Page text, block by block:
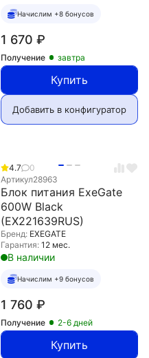
Начислим +8 бонусов
1 670 ₽
Получение завтра
Купить
Добавить в конфигуратор
4.7
0
Артикул28963
Блок питания ExeGate
600W Black
(EX221639RUS)
Бренд: EXEGATE
Гарантия: 12 мес.
В наличии
Начислим +9 бонусов
1 760 ₽
Получение 2-6 дней
Купить